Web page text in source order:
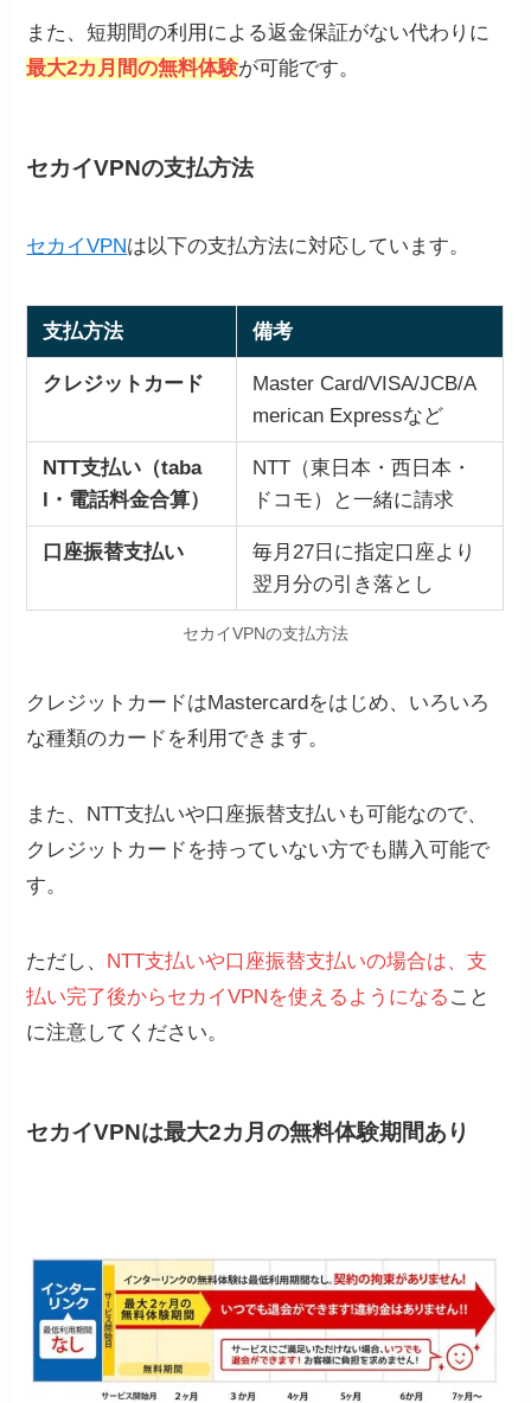
また、短期間の利用による返金保証がない代わりに
最大2カ月間の無料体験が可能です。
セカイVPNの支払方法
セカイVPNは以下の支払方法に対応しています。
支払方法 備考
クレジットカード
Master Card/VISA/JCB/A
merican Expressなど
NTT支払い（taba
l・電話料金合算）
NTT（東日本・西日本・
ドコモ）と一緒に請求
口座振替支払い
毎月27日に指定口座より
翌月分の引き落とし
セカイVPNの支払方法
クレジットカードはMastercardをはじめ、いろいろ
な種類のカードを利用できます。
また、NTT支払いや口座振替支払いも可能なので、
クレジットカードを持っていない方でも購入可能で
す。
ただし、 NTT支払いや口座振替支払いの場合は、支
払い完了後からセカイVPNを使えるようになる こと
に注意してください。
セカイVPNは最大2カ月の無料体験期間あり